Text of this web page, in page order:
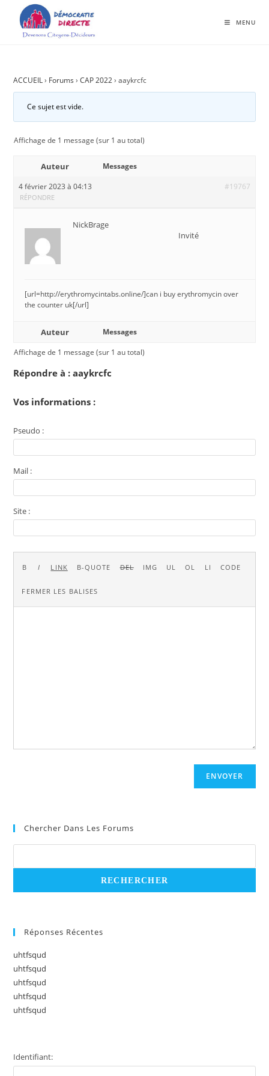
MENU
ACCUEIL › Forums › CAP 2022 › aaykrcfc
Ce sujet est vide.
Affichage de 1 message (sur 1 au total)
Auteur
Messages
4 février 2023 à 04:13
#19767
RÉPONDRE
NickBrage
Invité
[url=http://erythromycintabs.online/]can i buy erythromycin over
the counter uk[/url]
Auteur
Messages
Affichage de 1 message (sur 1 au total)
Répondre à : aaykrcfc
Vos informations :
Pseudo :
Mail :
Site :
ENVOYER
Chercher Dans Les Forums
Réponses Récentes
uhtfsqud
uhtfsqud
uhtfsqud
uhtfsqud
uhtfsqud
Identifiant: